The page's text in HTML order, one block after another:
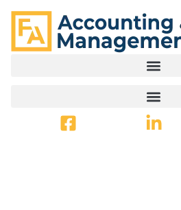
PRINCIPAL